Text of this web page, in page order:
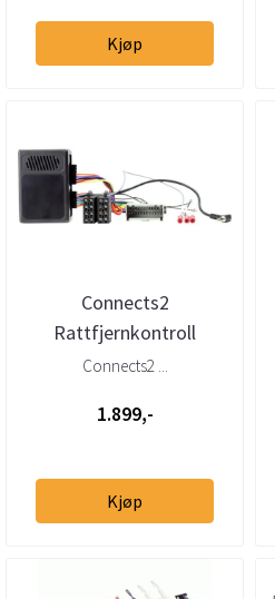
Kjøp
Connects2
Rattfjernkontroll
interface GM (2000 -
Connects2 ...
1.899,-
Kjøp